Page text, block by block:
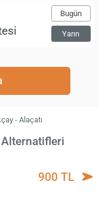
Bugün
Yarın
- Alaçatı
Alternatifleri
900 TL